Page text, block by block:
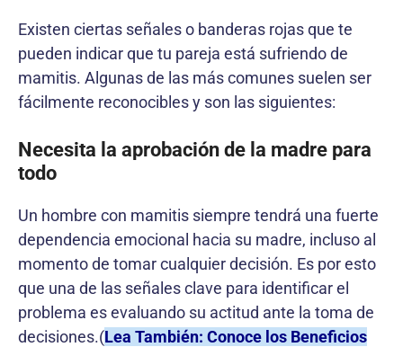
Existen ciertas señales o banderas rojas que te
pueden indicar que tu pareja está sufriendo de
mamitis. Algunas de las más comunes suelen ser
fácilmente reconocibles y son las siguientes:
Necesita la aprobación de la madre para
todo
Un hombre con mamitis siempre tendrá una fuerte
dependencia emocional hacia su madre, incluso al
momento de tomar cualquier decisión. Es por esto
que una de las señales clave para identificar el
problema es evaluando su actitud ante la toma de
decisiones.(Lea También: Conoce los Beneficios